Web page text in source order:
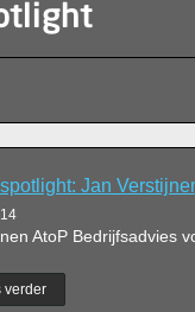
Jan
AtoP Bedrijfsadvies
verder